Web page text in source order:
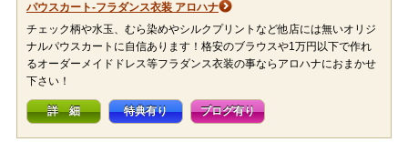
パウスカート-フラダンス衣装 アロハナ
チェック柄や水玉、むら染めやシルクプリントなど他店には無いオリジ
ナルパウスカートに自信あります！格安のブラウスや1万円以下で作れ
るオーダーメイドドレス等フラダンス衣装の事ならアロハナにおまかせ
下さい！
詳 細 特典有り ブログ有り